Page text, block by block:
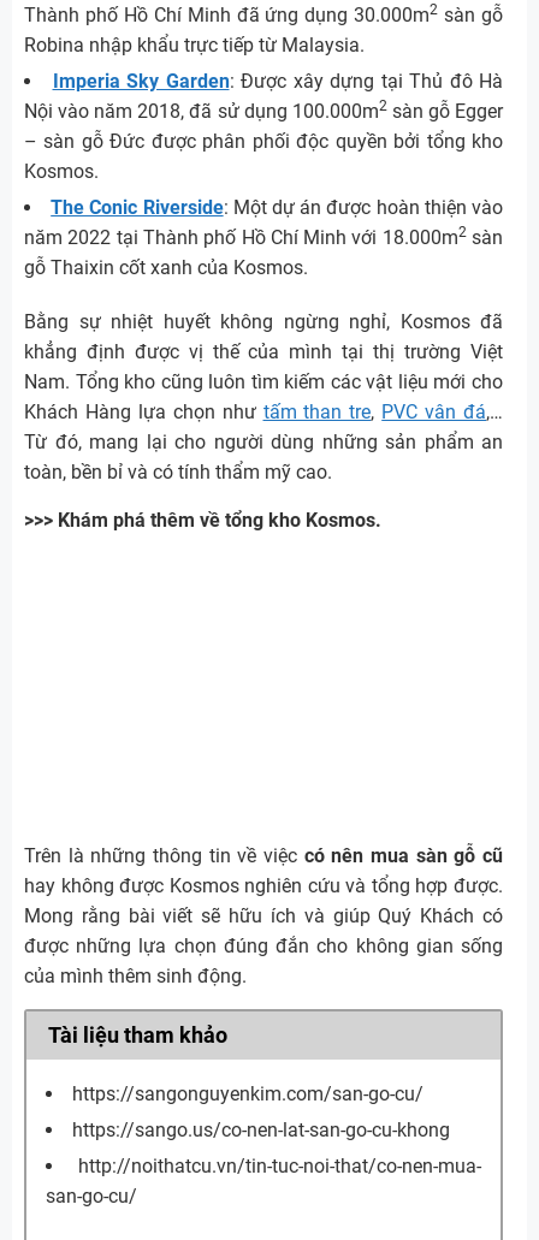
Thành phố Hồ Chí Minh đã ứng dụng 30.000m2 sàn gỗ
Robina nhập khẩu trực tiếp từ Malaysia.
Imperia Sky Garden: Được xây dựng tại Thủ đô Hà
Nội vào năm 2018, đã sử dụng 100.000m2sàn gỗ Egger
– sàn gỗ Đức được phân phối độc quyền bởi tổng kho
Kosmos.
The Conic Riverside: Một dự án được hoàn thiện vào
năm 2022 tại Thành phố Hồ Chí Minh với 18.000m2sàn
gỗ Thaixin cốt xanh của Kosmos.
Bằng sự nhiệt huyết không ngừng nghỉ, Kosmos đã
khẳng định được vị thế của mình tại thị trường Việt
Nam. Tổng kho cũng luôn tìm kiếm các vật liệu mới cho
Khách Hàng lựa chọn như tấm than tre, PVC vân đá,…
Từ đó, mang lại cho người dùng những sản phẩm an
toàn, bền bỉ và có tính thẩm mỹ cao.
>>> Khám phá thêm về tổng kho Kosmos.
Trên là những thông tin về việc có nên mua sàn gỗ cũ
hay không được Kosmos nghiên cứu và tổng hợp được.
Mong rằng bài viết sẽ hữu ích và giúp Quý Khách có
được những lựa chọn đúng đắn cho không gian sống
của mình thêm sinh động.
Tài liệu tham khảo
https://sangonguyenkim.com/san-go-cu/
https://sango.us/co-nen-lat-san-go-cu-khong
http://noithatcu.vn/tin-tuc-noi-that/co-nen-mua-
san-go-cu/